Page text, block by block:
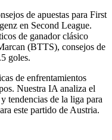
de apuestas para First
en Second League.
de ganador clásico
(BTTS), consejos de
goles.
de enfrentamientos
Nuestra IA analiza el
tendencias de la liga para
este partido de Austria.